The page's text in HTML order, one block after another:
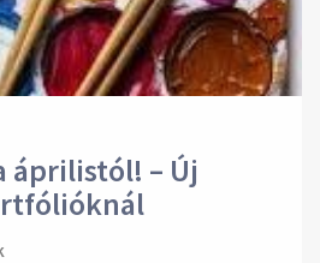
áprilistól! – Új